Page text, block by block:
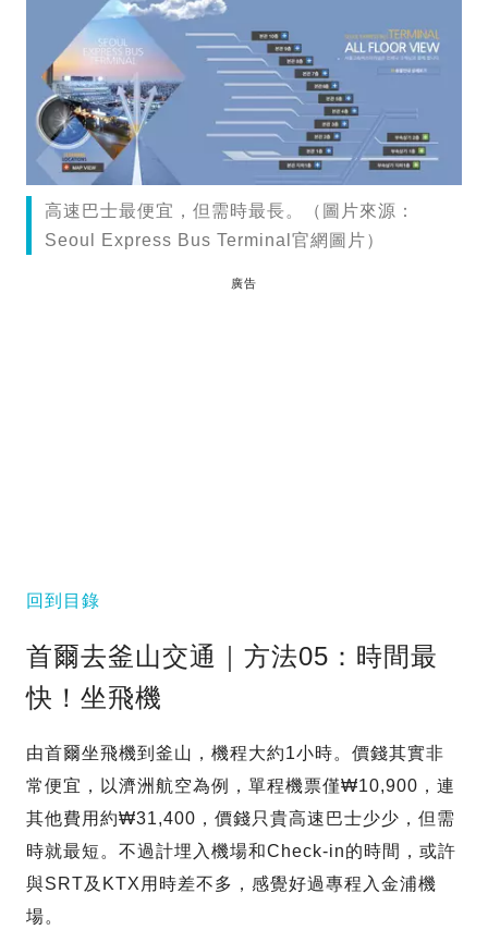
高速巴士最便宜，但需時最長。（圖片來源：
Seoul Express Bus Terminal官網圖片）
廣告
回到目錄
首爾去釜山交通｜方法05：時間最
快！坐飛機
由首爾坐飛機到釜山，機程大約1小時。價錢其實非
常便宜，以濟洲航空為例，單程機票僅₩10,900，連
其他費用約₩31,400，價錢只貴高速巴士少少，但需
時就最短。不過計埋入機場和Check-in的時間，或許
與SRT及KTX用時差不多，感覺好過專程入金浦機
場。